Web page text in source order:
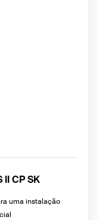
II CP SK
uma instalação